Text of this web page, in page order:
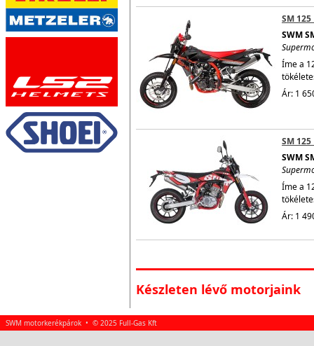
SM 125
SWM
Íme a
Ár: 1
SM 125
SWM
Íme a
Ár: 1
Készleten lévő motorjaink
SWM motorkerékpárok • © 2025 Full-Gas Kft